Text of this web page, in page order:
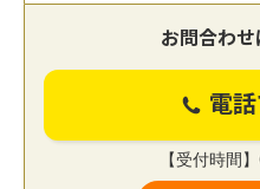
お問合わ
電
【受付時間